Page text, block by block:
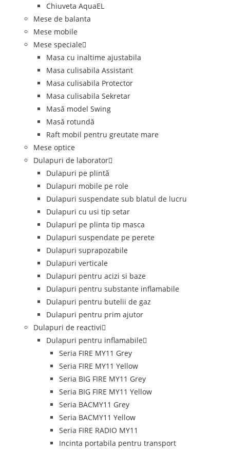
Chiuveta AquaEL
Mese de balanta
Mese mobile
Mese speciale
Masa cu inaltime ajustabila
Masa culisabila Assistant
Masa culisabila Protector
Masa culisabila Sekretar
Masă model Swing
Masă rotundă
Raft mobil pentru greutate mare
Mese optice
Dulapuri de laborator
Dulapuri pe plintă
Dulapuri mobile pe role
Dulapuri suspendate sub blatul de lucru
Dulapuri cu usi tip setar
Dulapuri pe plinta tip masca
Dulapuri suspendate pe perete
Dulapuri suprapozabile
Dulapuri verticale
Dulapuri pentru acizi si baze
Dulapuri pentru substante inflamabile
Dulapuri pentru butelii de gaz
Dulapuri pentru prim ajutor
Dulapuri de reactivi
Dulapuri pentru inflamabile
Seria FIRE MY11 Grey
Seria FIRE MY11 Yellow
Seria BIG FIRE MY11 Grey
Seria BIG FIRE MY11 Yellow
Seria BACMY11 Grey
Seria BACMY11 Yellow
Seria FIRE RADIO MY11
Incinta portabila pentru transport